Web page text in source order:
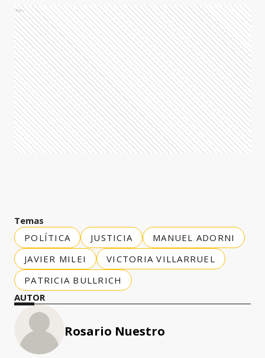
Ads
Temas
POLÍTICA
JUSTICIA
MANUEL ADORNI
JAVIER MILEI
VICTORIA VILLARRUEL
PATRICIA BULLRICH
AUTOR
Rosario Nuestro